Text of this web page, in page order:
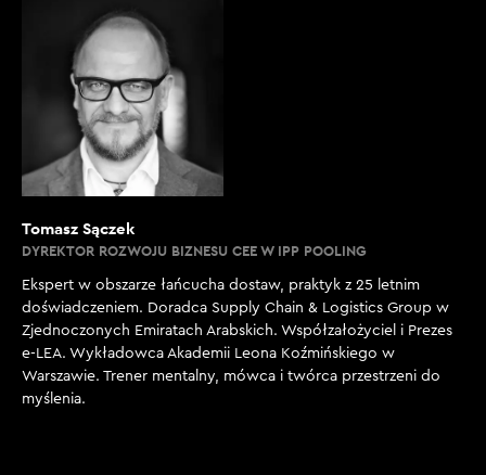
Tomasz Sączek
DYREKTOR ROZWOJU BIZNESU CEE W IPP POOLING
Ekspert w obszarze łańcucha dostaw, praktyk z 25 letnim
doświadczeniem. Doradca Supply Chain & Logistics Group w
Zjednoczonych Emiratach Arabskich. Współzałożyciel i Prezes
e-LEA. Wykładowca Akademii Leona Koźmińskiego w
Warszawie. Trener mentalny, mówca i twórca przestrzeni do
myślenia.